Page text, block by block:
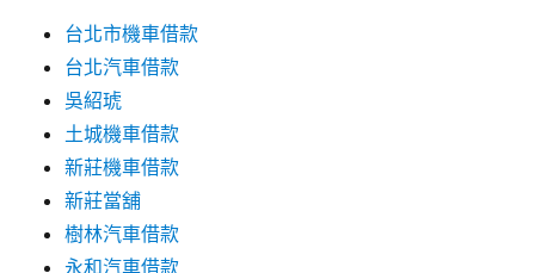
台北市機車借款
台北汽車借款
吳紹琥
土城機車借款
新莊機車借款
新莊當舖
樹林汽車借款
永和汽車借款